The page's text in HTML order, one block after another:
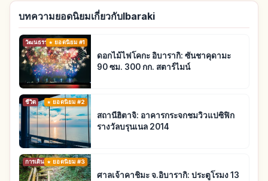
บทความยอดนิยมเกี่ยวกับIbaraki
วัฒนธรรมดั้งเดิมยอดนิยม #1
ดอกไม้ไฟโคกะ อิบารากิ: ซันชาคุดามะ
90 ซม. 300 กก. สตาร์ไมน์
ชีวิต ยอดนิยม #2
สถานีฮิตาจิ: อาคารกระจกชมวิวแปซิฟิก
รางวัลบรุนเนล 2014
การเดินทางยอดนิยม #3
ศาลเจ้าคาชิมะ จ.อิบารากิ: ประตูโรมง 13